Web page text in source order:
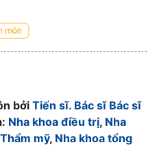
bởi Tiến sĩ. Bác sĩ Bác sĩ
Nha khoa điều trị, Nha
mỹ, Nha khoa tổng